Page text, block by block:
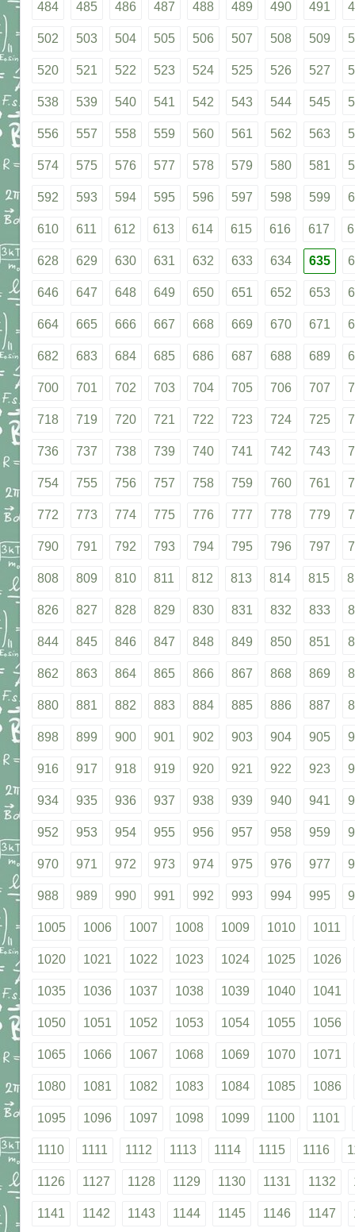
484 485 486 487 488 489 490 491
502 503 504 505 506 507 508 509
520 521 522 523 524 525 526 527
538 539 540 541 542 543 544 545
556 557 558 559 560 561 562 563
574 575 576 577 578 579 580 581
592 593 594 595 596 597 598 599
610 611 612 613 614 615 616 617
628 629 630 631 632 633 634 635
646 647 648 649 650 651 652 653
664 665 666 667 668 669 670 671
682 683 684 685 686 687 688 689
700 701 702 703 704 705 706 707
718 719 720 721 722 723 724 725
736 737 738 739 740 741 742 743
754 755 756 757 758 759 760 761
772 773 774 775 776 777 778 779
790 791 792 793 794 795 796 797
808 809 810 811 812 813 814 815
826 827 828 829 830 831 832 833
844 845 846 847 848 849 850 851
862 863 864 865 866 867 868 869
880 881 882 883 884 885 886 887
898 899 900 901 902 903 904 905
916 917 918 919 920 921 922 923
934 935 936 937 938 939 940 941
952 953 954 955 956 957 958 959
970 971 972 973 974 975 976 977
988 989 990 991 992 993 994 995
1005 1006 1007 1008 1009 1010 1011
1020 1021 1022 1023 1024 1025 1026
1035 1036 1037 1038 1039 1040 1041
1050 1051 1052 1053 1054 1055 1056
1065 1066 1067 1068 1069 1070 1071
1080 1081 1082 1083 1084 1085 1086
1095 1096 1097 1098 1099 1100 1101
1110 1111 1112 1113 1114 1115 1116
1126 1127 1128 1129 1130 1131 1132
1141 1142 1143 1144 1145 1146 1147